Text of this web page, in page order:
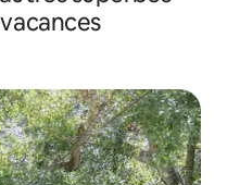
appréciés